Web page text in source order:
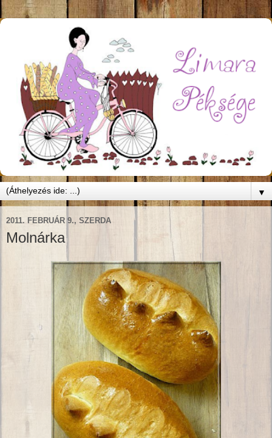
▼
2011. FEBRUÁR 9., SZERDA
Molnárka